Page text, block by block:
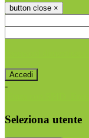
button close ×
-
Seleziona utente